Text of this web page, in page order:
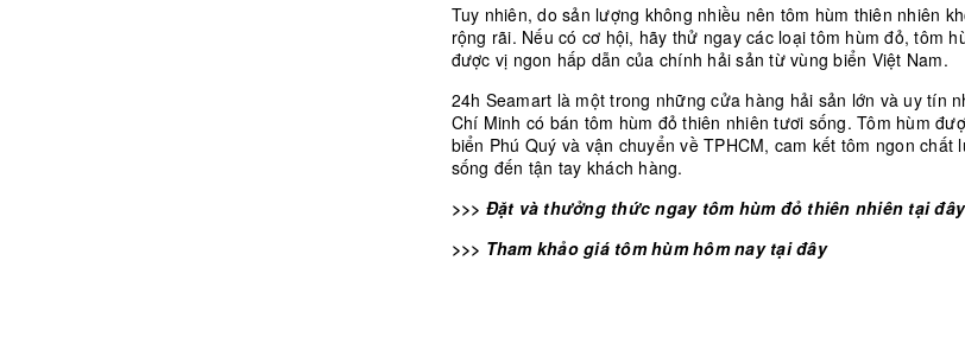
Tuy nhiên, do sản lượng không nhiều nên tôm hùm thiên nhiên
rộng rãi. Nếu có cơ hội, hãy thử ngay các loại tôm hùm đỏ, tôm
được vị ngon hấp dẫn của chính hải sản từ vùngbiển Việt Nam.
24h Seamart là một trong những cửa hàng hải sản lớn và uy tín
Chí Minh có bán tôm hùm đỏ thiên nhiên tươi sống. Tôm hùm
biển Phú Quý và vận chuyển về TPHCM, cam kết tôm ngon chất
sống đến tận tay khách hàng.
>>> Đặt và thưởng thức ngay tôm hùm đỏ thiên nhiên tại đây
>>> Tham khảo giá tôm hùm hôm nay tại đây